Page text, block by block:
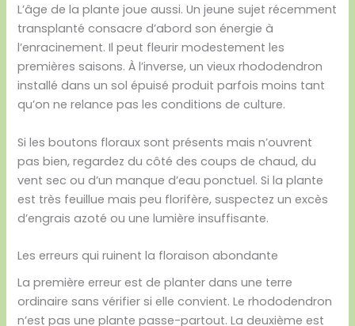
L’âge de la plante joue aussi. Un jeune sujet récemment
transplanté consacre d’abord son énergie à
l’enracinement. Il peut fleurir modestement les
premières saisons. À l’inverse, un vieux rhododendron
installé dans un sol épuisé produit parfois moins tant
qu’on ne relance pas les conditions de culture.
Si les boutons floraux sont présents mais n’ouvrent
pas bien, regardez du côté des coups de chaud, du
vent sec ou d’un manque d’eau ponctuel. Si la plante
est très feuillue mais peu florifère, suspectez un excès
d’engrais azoté ou une lumière insuffisante.
Les erreurs qui ruinent la floraison abondante
La première erreur est de planter dans une terre
ordinaire sans vérifier si elle convient. Le rhododendron
n’est pas une plante passe-partout. La deuxième est